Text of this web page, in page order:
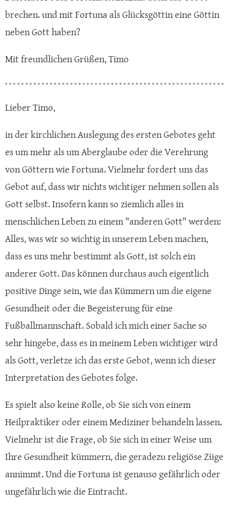
brechen. und mit Fortuna als Glücksgöttin eine Göttin
neben Gott haben?
Mit freundlichen Grüßen, Timo
Lieber Timo,
in der kirchlichen Auslegung des ersten Gebotes geht
es um mehr als um Aberglaube oder die Verehrung
von Göttern wie Fortuna. Vielmehr fordert uns das
Gebot auf, dass wir nichts wichtiger nehmen sollen als
Gott selbst. Insofern kann so ziemlich alles in
menschlichen Leben zu einem "anderen Gott" werden:
Alles, was wir so wichtig in unserem Leben machen,
dass es uns mehr bestimmt als Gott, ist solch ein
anderer Gott. Das können durchaus auch eigentlich
positive Dinge sein, wie das Kümmern um die eigene
Gesundheit oder die Begeisterung für eine
Fußballmannschaft. Sobald ich mich einer Sache so
sehr hingebe, dass es in meinem Leben wichtiger wird
als Gott, verletze ich das erste Gebot, wenn ich dieser
Interpretation des Gebotes folge.
Es spielt also keine Rolle, ob Sie sich von einem
Heilpraktiker oder einem Mediziner behandeln lassen.
Vielmehr ist die Frage, ob Sie sich in einer Weise um
Ihre Gesundheit kümmern, die geradezu religiöse Züge
annimmt. Und die Fortuna ist genauso gefährlich oder
ungefährlich wie die Eintracht.